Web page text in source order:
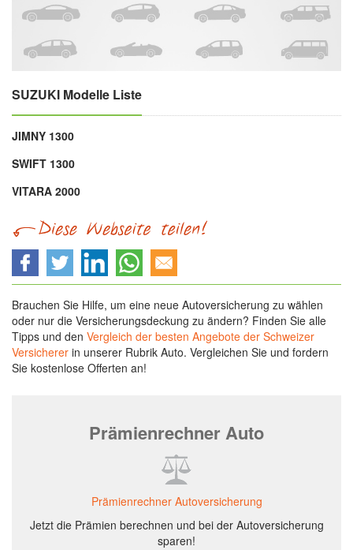
SUZUKI Modelle Liste
JIMNY 1300
SWIFT 1300
VITARA 2000
Brauchen Sie Hilfe, um eine neue Autoversicherung zu wählen
oder nur die Versicherungsdeckung zu ändern? Finden Sie alle
Tipps und den Vergleich der besten Angebote der Schweizer
Versicherer in unserer Rubrik Auto. Vergleichen Sie und fordern
Sie kostenlose Offerten an!
Prämienrechner Auto
Prämienrechner Autoversicherung
Jetzt die Prämien berechnen und bei der Autoversicherung
sparen!